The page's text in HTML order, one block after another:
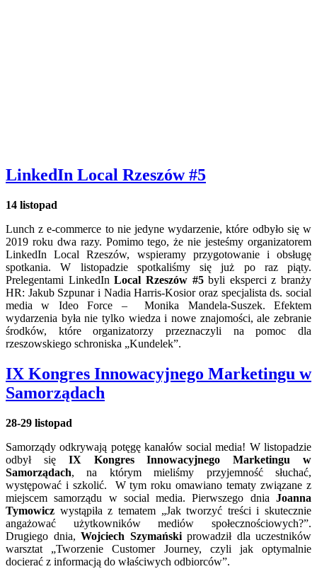
LinkedIn Local Rzeszów #5
14 listopad
Lunch z e-commerce to nie jedyne wydarzenie, które odbyło się w
2019 roku dwa razy. Pomimo tego, że nie jesteśmy organizatorem
LinkedIn Local Rzeszów, wspieramy przygotowanie i obsługę
spotkania. W listopadzie spotkaliśmy się już po raz piąty.
Prelegentami LinkedInLocal Rzeszów #5byli eksperci z branży
HR: Jakub Szpunar i Nadia Harris-Kosior oraz specjalista ds. social
media w Ideo Force – Monika Mandela-Suszek. Efektem
wydarzenia była nie tylko wiedza i nowe znajomości, ale zebranie
środków, które organizatorzy przeznaczyli na pomoc dla
rzeszowskiego schroniska „Kundelek”.
IX Kongres Innowacyjnego Marketingu w
Samorządach
28-29 listopad
Samorządy odkrywają potęgę kanałów social media! W listopadzie
odbył się IX Kongres Innowacyjnego Marketingu w
Samorządach, na którym mieliśmy przyjemność słuchać,
występować i szkolić. W tym roku omawiano tematy związane z
miejscem samorządu w social media. Pierwszego dnia Joanna
Tymowicz wystąpiła z tematem „Jak tworzyć treści i skutecznie
angażować użytkowników mediów społecznościowych?”.
Drugiego dnia, Wojciech Szymańskiprowadził dla uczestników
warsztat „Tworzenie Customer Journey, czyli jak optymalnie
docierać z informacją do właściwych odbiorców”.